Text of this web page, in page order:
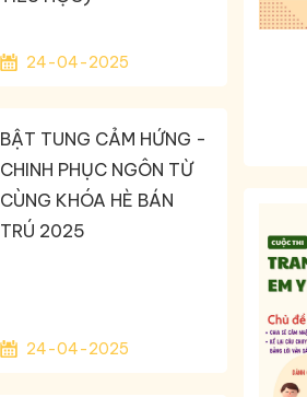
24-04-2025
BẬT TUNG CẢM HỨNG -
CHINH PHỤC NGÔN TỪ
CÙNG KHÓA HÈ BÁN
TRÚ 2025
24-04-2025